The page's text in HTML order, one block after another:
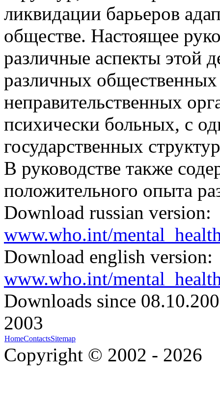
ликвидации барьеров
обществе. Настоящее
различные аспекты этой
различных
неправительственных
психически больных, с
государственных
В руководстве также
положительного опыта
Download russian version:
www.who.int/
Download english version:
www.who.int/
Downloads since
2003
HomeContactsSitemap
Copyright © 2002 - 2026